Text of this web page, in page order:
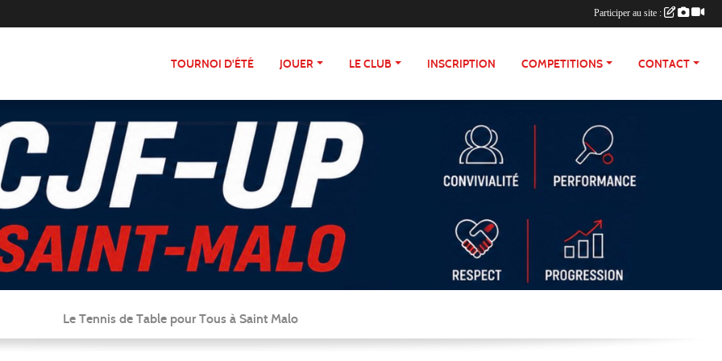
TOURNOI D'ÉTÉ JOUER LE CLUB INSCRIPTION COMPETITIONS CONTACT
Le Tennis de Table pour Tous à Saint Malo
Participer au site :